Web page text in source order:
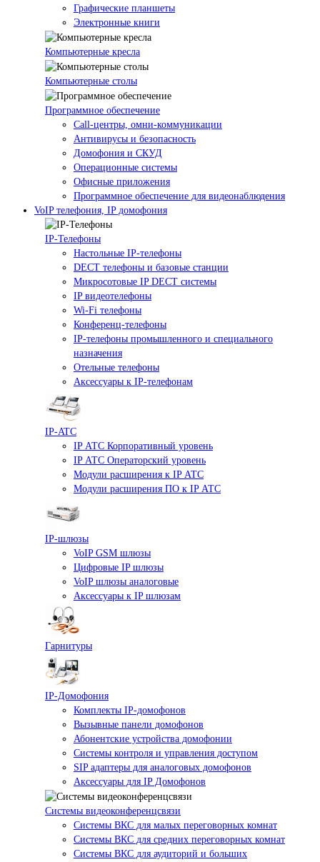
Графические планшеты
Электронные книги
Компьютерные кресла
Компьютерные столы
Программное обеспечение
Call-центры, омни-коммуникации
Антивирусы и безопасность
Домофония и СКУД
Операционные системы
Офисные приложения
Программное обеспечение для видеонаблюдения
VoIP телефония, IP домофония
IP-Телефоны
Настольные IP-телефоны
DECT телефоны и базовые станции
Микросотовые IP DECT системы
IP видеотелефоны
Wi-Fi телефоны
Конференц-телефоны
IP-телефоны промышленного и специального
назначения
Отельные телефоны
Аксессуары к IP-телефонам
IP-ATC
IP АТС Корпоративный уровень
IP АТС Операторский уровень
Модули расширения к IP АТС
Модули расширения ПО к IP АТС
IP-шлюзы
VoIP GSM шлюзы
Цифровые IP шлюзы
VoIP шлюзы аналоговые
Аксессуары к IP шлюзам
Гарнитуры
IP-Домофония
Комплекты IP-домофонов
Вызывные панели домофонов
Абонентские устройства домофонии
Системы контроля и управления доступом
SIP адаптеры для аналоговых домофонов
Аксессуары для IP Домофонов
Системы видеоконференцсвязи
Системы ВКС для малых переговорных комнат
Системы ВКС для средних переговорных комнат
Системы ВКС для аудиторий и больших